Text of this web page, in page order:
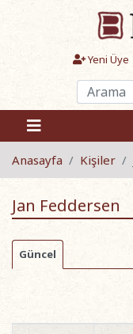
Yeni Üye
Anasayfa Kişiler
Jan Feddersen
Güncel